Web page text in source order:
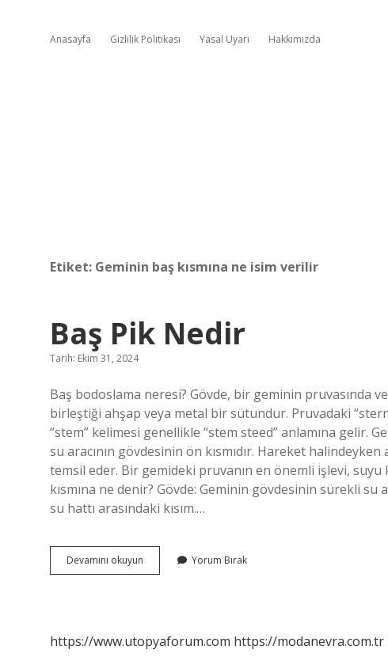
Anasayfa Gizlilik Politikası Yasal Uyarı Hakkımızda
Etiket: Geminin baş kısmına ne isim verilir
Baş Pik Nedir
Tarih: Ekim 31, 2024
Baş bodoslama neresi? Gövde, bir geminin pruvasında
birleştiği ahşap veya metal bir sütundur. Pruvadaki
“stem” kelimesi genellikle “stem steed” anlamına gelir.
su aracının gövdesinin ön kısmıdır. Hareket halindeyken
temsil eder. Bir gemideki pruvanın en önemli işlevi,
kısmına ne denir? Gövde: Geminin gövdesinin sürekli su
su hattı arasındaki kısım.…
Devamını okuyun
Pik
Yorum Bırak
https://www.utopyaforum.com https://modanevra.com.tr